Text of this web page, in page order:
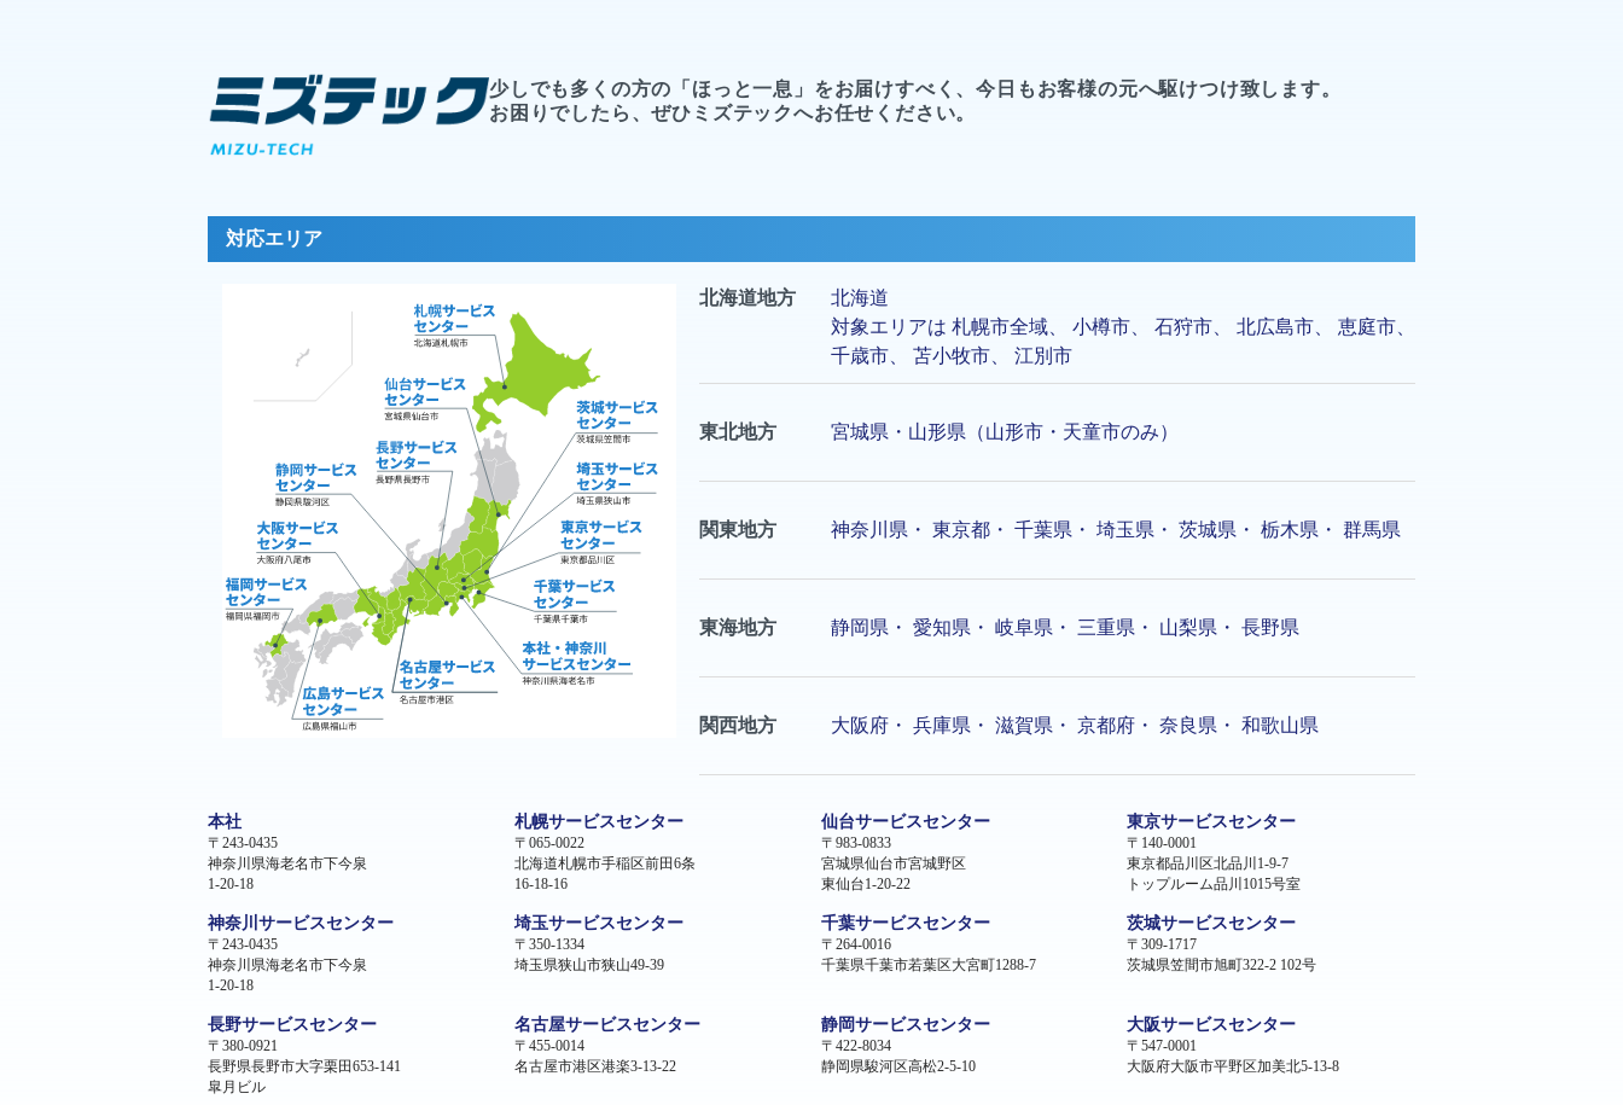
少しでも多くの方の「ほっと一息」をお届けすべく、今日もお客様の元へ駆けつけ致します。
お困りでしたら、ぜひミズテックへお任せください。
対応エリア
北海道地方
北海道
対象エリアは 札幌市全域、 小樽市 石狩市 北広島市 恵庭市
千歳市
苫小牧市 江別市
東北地方 宮城県・山形県（山形市・天童市のみ）
関東地方 神奈川県 ・ 東京都 ・ 千葉県 ・ 埼玉県 ・ 茨城県 ・ 栃木県 ・ 群馬県
東海地方 静岡県 ・ 愛知県 ・ 岐阜県 ・ 三重県 ・ 山梨県 ・ 長野県
関西地方 大阪府 ・ 兵庫県 ・ 滋賀県 ・ 京都府 ・ 奈良県 ・ 和歌山県
本社
〒243-0435
神奈川県海老名市下今泉
1-20-18
札幌サービスセンター
〒065-0022
北海道札幌市手稲区前田6条
16-18-16
仙台サービスセンター
〒983-0833
宮城県仙台市宮城野区
東仙台1-20-22
東京サービスセンター
〒140-0001
東京都品川区北品川1-9-7
トップルーム品川1015号室
神奈川サービスセンター
〒243-0435
神奈川県海老名市下今泉
1-20-18
埼玉サービスセンター
〒350-1334
埼玉県狭山市狭山49-39
千葉サービスセンター
〒264-0016
千葉県千葉市若葉区大宮町1288-7
茨城サービスセンター
〒309-1717
茨城県笠間市旭町322-2 102号
長野サービスセンター
〒380-0921
長野県長野市大字栗田653-141
皐月ビル
名古屋サービスセンター
〒455-0014
名古屋市港区港楽3-13-22
静岡サービスセンター
〒422-8034
静岡県駿河区高松2-5-10
大阪サービスセンター
〒547-0001
大阪府大阪市平野区加美北5-13-8